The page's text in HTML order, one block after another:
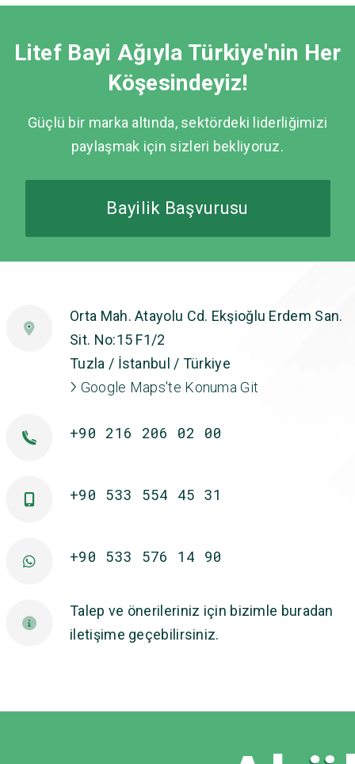
Litef Bayi Ağıyla Türkiye'nin Her
Köşesindeyiz!
Güçlü bir marka altında, sektördeki liderliğimizi
paylaşmak için sizleri bekliyoruz.
Bayilik Başvurusu
Orta Mah. Atayolu Cd. Ekşioğlu Erdem San.
Sit. No:15 F1/2
Tuzla / İstanbul / Türkiye
Google Maps'te Konuma Git
+90 216 206 02 00
+90 533 554 45 31
+90 533 576 14 90
Talep ve önerileriniz için bizimle buradan
iletişime geçebilirsiniz.